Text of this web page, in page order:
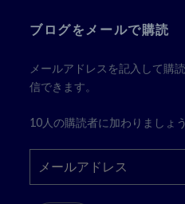
ブログをメールで購読
メールアドレスを記入して購
信できます。
10人の購読者に加わりましょう
ー